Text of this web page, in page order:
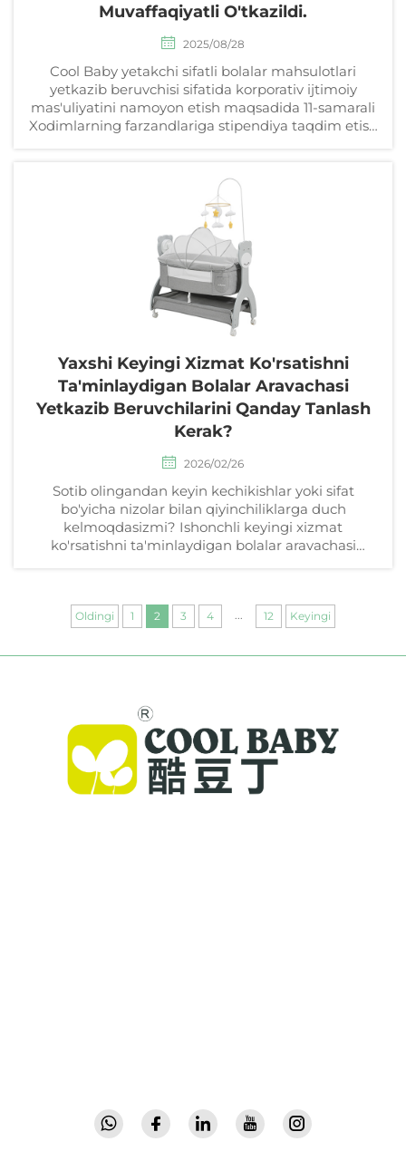
Muvaffaqiyatli O'tkazildi.
2025/08/28
Cool Baby yetakchi sifatli bolalar mahsulotlari
yetkazib beruvchisi sifatida korporativ ijtimoiy
mas'uliyatini namoyon etish maqsadida 11-samarali
Xodimlarning farzandlariga stipendiya taqdim etish
Yaxshi Keyingi Xizmat Ko'rsatishni
Ta'minlaydigan Bolalar Aravachasi
Yetkazib Beruvchilarini Qanday Tanlash
Kerak?
2026/02/26
Sotib olingandan keyin kechikishlar yoki sifat
bo'yicha nizolar bilan qiyinchiliklarga duch
kelmoqdasizmi? Ishonchli keyingi xizmat
ko'rsatishni ta'minlaydigan bolalar aravachasi
kengaytiring. Bugun siz ham sotib olishni boshlang.
Oldingi 1 2 3 4 12 Keyingi